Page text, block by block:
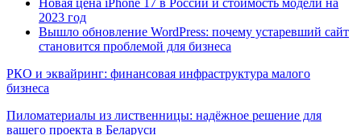
2023 год
Вышло обновление WordPress: почему устаревший сайт
становится проблемой для бизнеса
РКО и эквайринг: финансовая инфраструктура малого
бизнеса
Пиломатериалы из лиственницы: надёжное решение для
вашего проекта в Беларуси